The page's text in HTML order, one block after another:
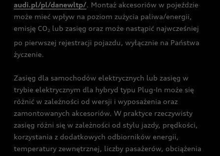
audi.pl/pl/danewltp/. Montaż akcesoriów w pojeździe
może mieć wpływ na poziom zużycia paliwa/energii,
emisję CO2 lub zasięg oraz może nastąpić najwcześniej
po pierwszej rejestracji pojazdu, wyłącznie na Państwa
życzenie.
Zasięg dla samochodów elektrycznych lub zasięg w
trybie elektrycznym dla hybryd typu Plug-In może się
różnić w zależności od wersji i wyposażenia oraz
zamontowanych akcesoriów. W praktyce rzeczywisty
zasięg różni się w zależności od stylu jazdy, prędkości,
korzystania z dodatkowych odbiorników energii,
temperatury zewnętrznej, liczby pasażerów, obciążenia